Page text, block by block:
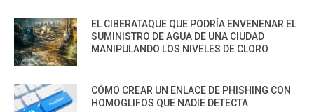
EL CIBERATAQUE QUE PODRÍA ENVENENAR EL
SUMINISTRO DE AGUA DE UNA CIUDAD
MANIPULANDO LOS NIVELES DE CLORO
CÓMO CREAR UN ENLACE DE PHISHING CON
HOMOGLIFOS QUE NADIE DETECTA